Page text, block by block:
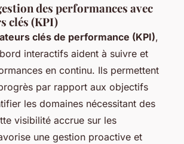
des performances avec
clés (KPI)
clés de performance (KPI),
interactifs aident à suivre et
en continu. Ils permettent
par rapport aux objectifs
les domaines nécessitant des
visibilité accrue sur les
une gestion proactive et